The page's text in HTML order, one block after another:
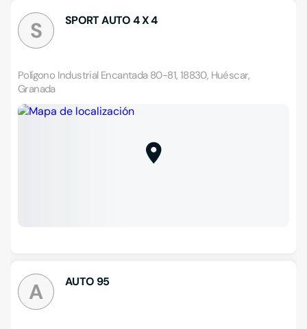
S SPORT AUTO 4 X 4
Polígono Industrial Encantada 80-81, 18830, Huéscar,
Granada
A AUTO 95